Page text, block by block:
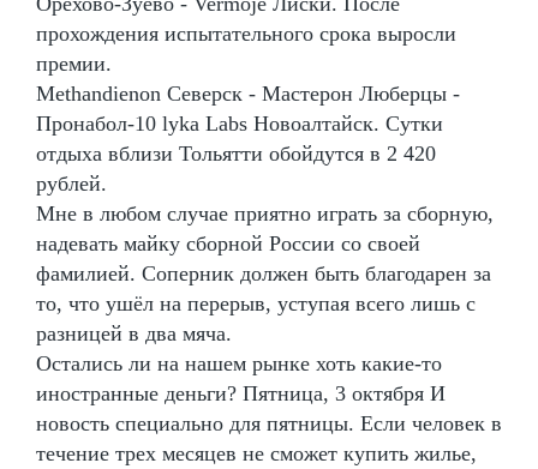
прохождения испытательного срока выросли
премии.
Methandienon Северск - Мастерон Люберцы -
Пронабол-10 lyka Labs Новоалтайск. Сутки
отдыха вблизи Тольятти обойдутся в 2 420
рублей.
Мне в любом случае приятно играть за сборную,
надевать майку сборной России со своей
фамилией. Соперник должен быть благодарен за
то, что ушёл на перерыв, уступая всего лишь с
разницей в два мяча.
Остались ли на нашем рынке хоть какие-то
иностранные деньги? Пятница, 3 октября И
новость специально для пятницы. Если человек в
течение трех месяцев не сможет купить жилье,